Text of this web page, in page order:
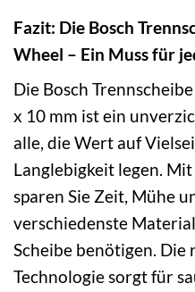
Fazit: Die Bosch
Wheel – Ein Muss für
Die Bosch
x 10 mm ist ein
alle, die Wert auf
Langlebigkeit legen.
sparen Sie Zeit, Mühe
verschiedenste
Scheibe benötigen.
Technologie sorgt für